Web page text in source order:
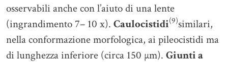
osservabili anche con l’aiuto di una lente
(ingrandimento 7– 10 x). Caulocistidi(9)similari,
nella conformazione morfologica, ai pileocistidi ma
di lunghezza inferiore (circa 150 µm). Giunti a